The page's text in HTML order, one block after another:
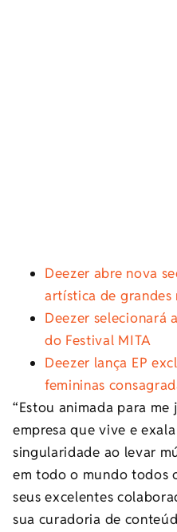
Deezer abre nova
artística de grandes
Deezer selecionará
do Festival MITA
Deezer lança EP
femininas
“Estou animada para me
empresa que vive e
singularidade ao levar
em todo o mundo todos
seus excelentes
sua curadoria de